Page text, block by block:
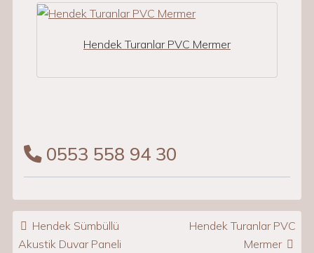
Hendek Turanlar PVC Mermer
0553 558 94 30
Post navigation
Hendek Sümbüllü
Akustik Duvar Paneli
Hendek Turanlar PVC
Mermer